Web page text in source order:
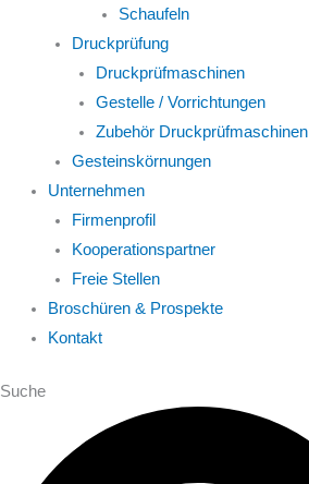
Schaufeln
Druckprüfung
Druckprüfmaschinen
Gestelle / Vorrichtungen
Zubehör Druckprüfmaschinen
Gesteinskörnungen
Unternehmen
Firmenprofil
Kooperationspartner
Freie Stellen
Broschüren & Prospekte
Kontakt
Suche